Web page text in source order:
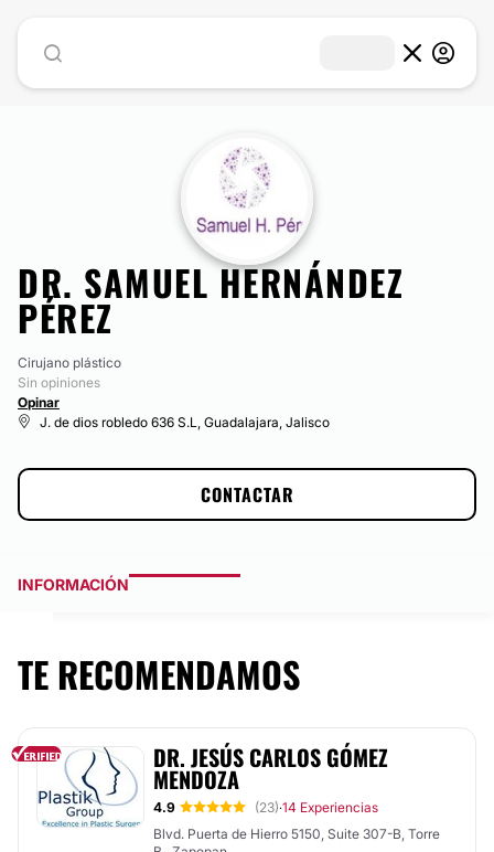
DR. SAMUEL HERNÁNDEZ
PÉREZ
Cirujano plástico
Sin opiniones
Opinar
J. de dios robledo 636 S.L, Guadalajara, Jalisco
CONTACTAR
INFORMACIÓN
TE RECOMENDAMOS
DR. JESÚS CARLOS GÓMEZ
MENDOZA
4.9 (23)·14 Experiencias
Blvd. Puerta de Hierro 5150, Suite 307-B, Torre